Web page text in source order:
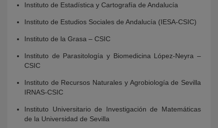
Instituto de Estadística y Cartografía de Andalucía
Instituto de Estudios Sociales de Andalucía (IESA-CSIC)
Instituto de la Grasa – CSIC
Instituto de Parasitología y Biomedicina López-Neyra –
CSIC
Instituto de Recursos Naturales y Agrobiología de Sevilla
IRNAS-CSIC
Instituto Universitario de Investigación de Matemáticas
de la Universidad de Sevilla